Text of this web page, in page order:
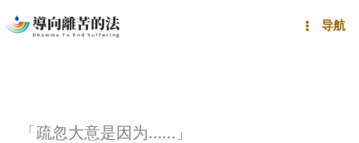
至
导航
「疏忽大意是因为……」